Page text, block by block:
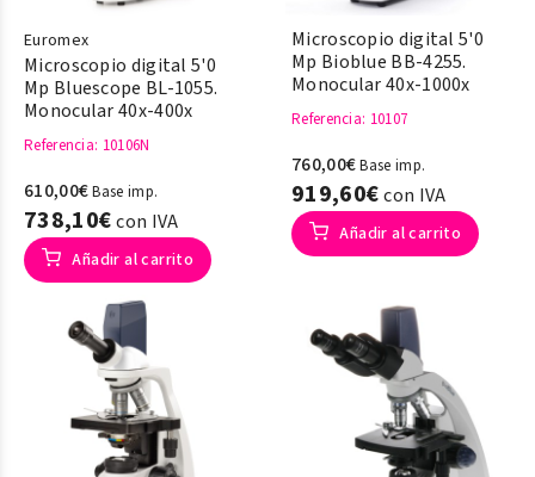
Euromex
Microscopio digital 5'0
Mp Bluescope BL-1055.
Monocular 40x-400x
Referencia: 10106N
610,00€Base imp.
738,10€con IVA
Añadir al carrito
Microscopio digital 5'0
Mp Bioblue BB-4255.
Monocular 40x-1000x
Referencia: 10107
760,00€Base imp.
919,60€con IVA
Añadir al carrito